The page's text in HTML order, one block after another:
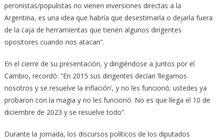
peronistas/populistas no vienen inversiones directas a la
Argentina, es una idea que habría que desestimarla o dejarla fuera
de la caja de herramientas que tienen algunos dirigentes
opositores cuando nos atacan”.
En el cierre de su presentación, y dirigiéndose a Juntos por el
Cambio, recordó: “En 2015 sus dirigentes decían ‘llegamos
nosotros y se resuelve la inflación’, y no les funcionó; ustedes ya
probaron con la magia y no les funcionó. No es que llega el 10 de
diciembre de 2023 y se resuelve todo”.
Durante la jornada, los discursos políticos de los diputados